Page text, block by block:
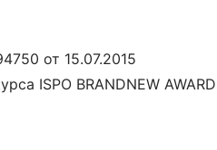
от 15.07.2015
ISPO BRANDNEW